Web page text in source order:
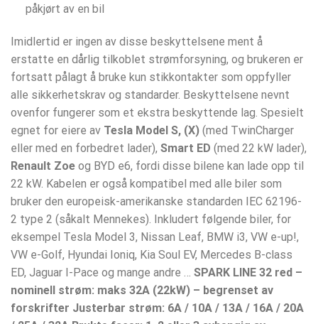
påkjørt av en bil
Imidlertid er ingen av disse beskyttelsene ment å
erstatte en dårlig tilkoblet strømforsyning, og brukeren er
fortsatt pålagt å bruke kun stikkontakter som oppfyller
alle sikkerhetskrav og standarder. Beskyttelsene nevnt
ovenfor fungerer som et ekstra beskyttende lag. Spesielt
egnet for eiere av Tesla Model S, (X) (med TwinCharger
eller med en forbedret lader), Smart ED (med 22 kW lader),
Renault Zoe og BYD e6, fordi disse bilene kan lade opp til
22 kW. Kabelen er også kompatibel med alle biler som
bruker den europeisk-amerikanske standarden IEC 62196-
2 type 2 (såkalt Mennekes). Inkludert følgende biler, for
eksempel Tesla Model 3, Nissan Leaf, BMW i3, VW e-up!,
VW e-Golf, Hyundai Ioniq, Kia Soul EV, Mercedes B-class
ED, Jaguar I-Pace og mange andre … SPARK LINE 32 red –
nominell strøm: maks 32A (22kW) – begrenset av
forskrifter Justerbar strøm: 6A / 10A / 13A / 16A / 20A